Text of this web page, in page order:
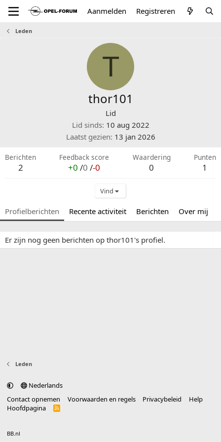
Aanmelden Registreren
Leden
T
thor101
Lid
Lid sinds 10 aug 2022
Laatst gezien 13 jan 2026
Berichten
2
Feedback score
+0 /0 /-0
Waardering
0
Punten
1
Vind
Profielberichten Recente activiteit Berichten Over mij
Er zijn nog geen berichten op thor101's profiel.
Leden
Nederlands
Contact opnemen
Voorwaarden en regels Privacybeleid
Help
Hoofdpagina
R
BB.nl